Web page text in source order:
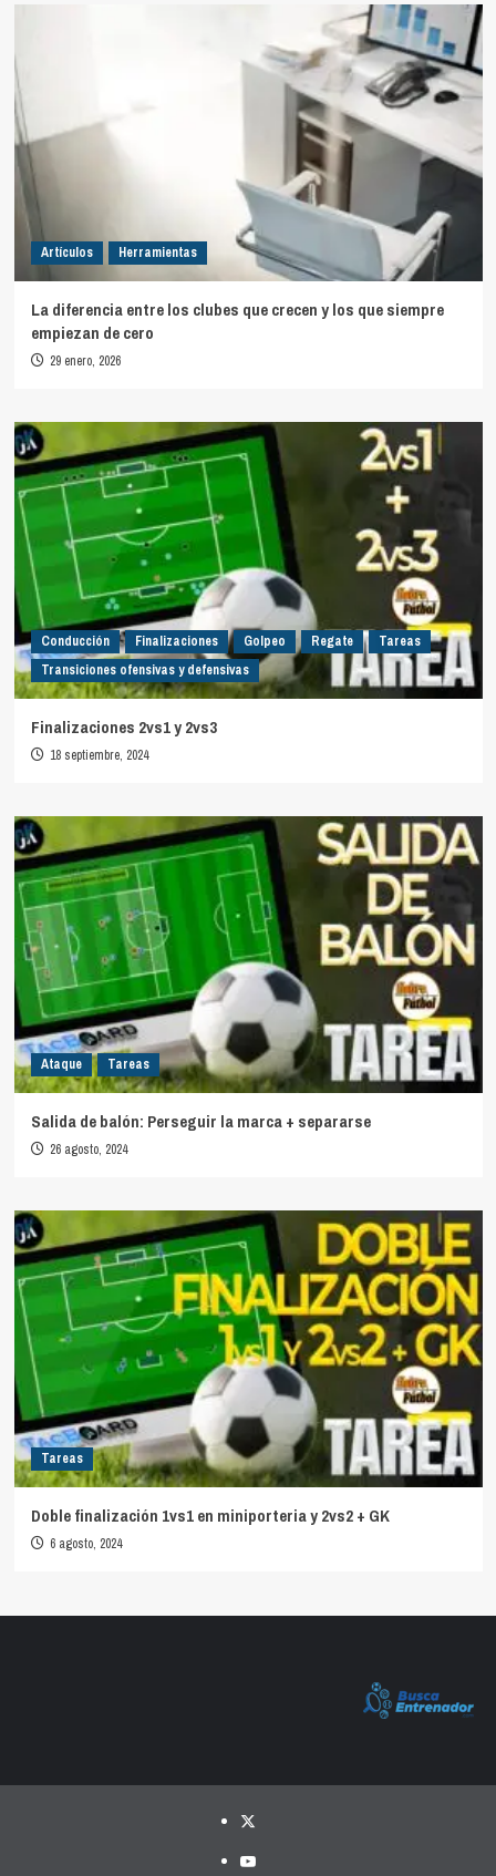
Artículos Herramientas
La diferencia entre los clubes que crecen y los que siempre
empiezan de cero
29 enero, 2026
Conducción Finalizaciones Golpeo Regate
Tareas
Transiciones ofensivas y defensivas
Finalizaciones 2vs1 y 2vs3
18 septiembre, 2024
Ataque Tareas
Salida de balón: Perseguir la marca + separarse
26 agosto, 2024
Tareas
Doble finalización 1vs1 en miniporteria y 2vs2 + GK
6 agosto, 2024
Twitter
YouTube